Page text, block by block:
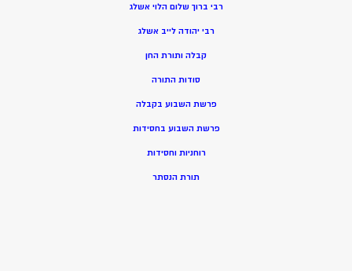
רבי ברוך שלום הלוי אשלג
רבי יהודה לייב אשלג
קבלה ותורת החן
סודות התורה
פרשת השבוע בקבלה
פרשת השבוע בחסידות
רוחניות וחסידות
תורת הנסתר